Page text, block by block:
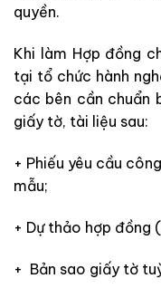
quyền.
Khi làm Hợp đồng
tại tổ chức hành
các bên cần chuẩn
giấy tờ, tài liệu sau:
+ Phiếu yêu cầu
mẫu;
+ Dự thảo hợp đồng
+ Bản sao giấy tờ